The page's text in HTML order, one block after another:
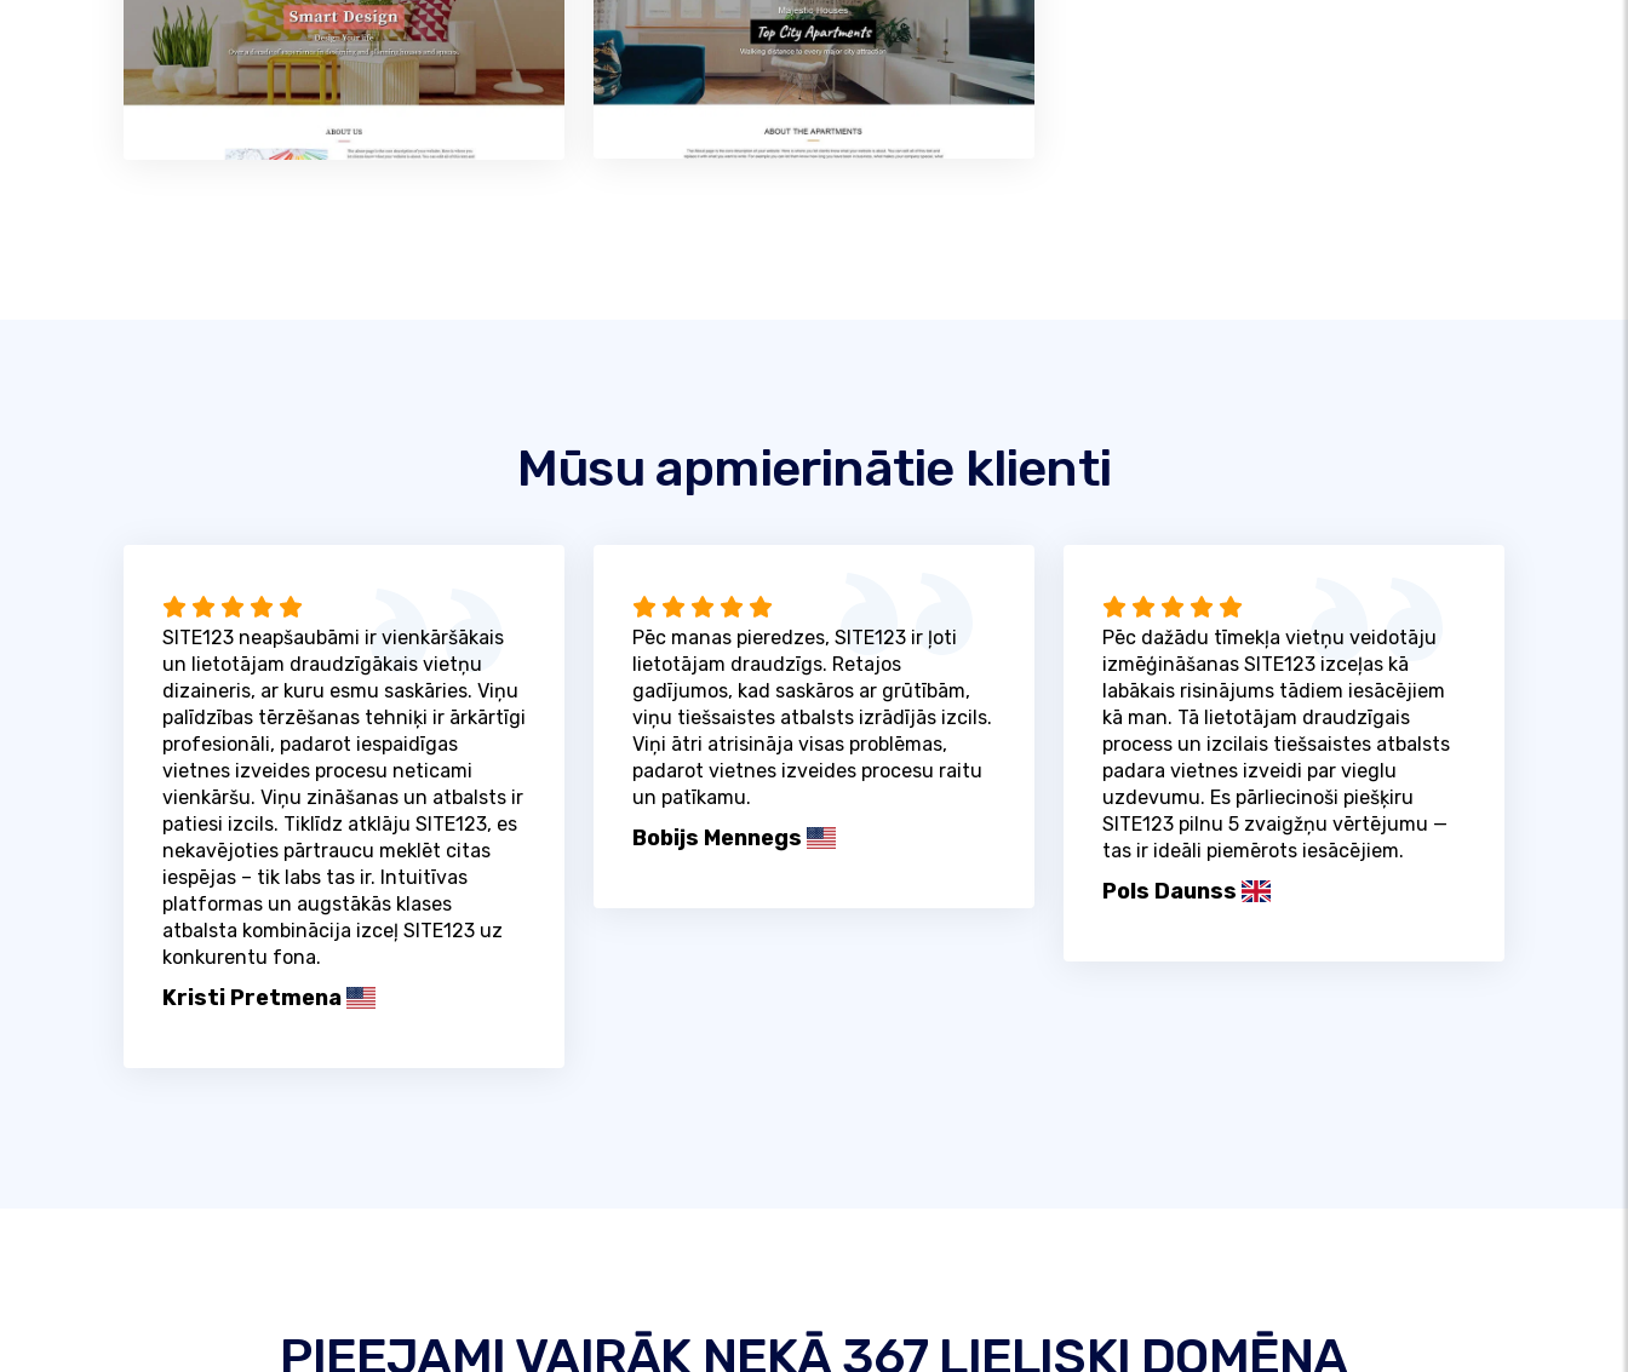
Mūsu apmierinātie klienti
SITE123 neapšaubāmi ir vienkāršākais
un lietotājam draudzīgākais vietņu
dizaineris, ar kuru esmu saskāries. Viņu
palīdzības tērzēšanas tehniķi ir ārkārtīgi
profesionāli, padarot iespaidīgas
vietnes izveides procesu neticami
vienkāršu. Viņu zināšanas un atbalsts ir
patiesi izcils. Tiklīdz atklāju SITE123, es
nekavējoties pārtraucu meklēt citas
iespējas – tik labs tas ir. Intuitīvas
platformas un augstākās klases
atbalsta kombinācija izceļ SITE123 uz
konkurentu fona.
Kristi Pretmena
Pēc manas pieredzes, SITE123 ir ļoti
lietotājam draudzīgs. Retajos
gadījumos, kad saskāros ar grūtībām,
viņu tiešsaistes atbalsts izrādījās izcils.
Viņi ātri atrisināja visas problēmas,
padarot vietnes izveides procesu raitu
un patīkamu.
Bobijs Mennegs
Pēc dažādu tīmekļa vietņu veidotāju
izmēģināšanas SITE123 izceļas kā
labākais risinājums tādiem iesācējiem
kā man. Tā lietotājam draudzīgais
process un izcilais tiešsaistes atbalsts
padara vietnes izveidi par vieglu
uzdevumu. Es pārliecinoši piešķiru
SITE123 pilnu 5 zvaigžņu vērtējumu —
tas ir ideāli piemērots iesācējiem.
Pols Daunss
PIEEJAMI VAIRĀK NEKĀ 367 LIELISKI DOMĒNA